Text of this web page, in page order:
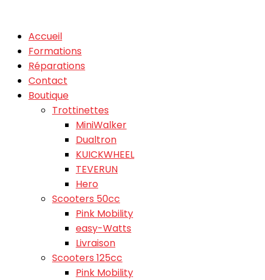
Accueil
Formations
Réparations
Contact
Boutique
Trottinettes
MiniWalker
Dualtron
KUICKWHEEL
TEVERUN
Hero
Scooters 50cc
Pink Mobility
easy-Watts
Livraison
Scooters 125cc
Pink Mobility